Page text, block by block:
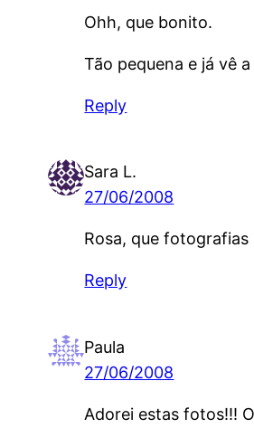
Ohh, que bonito.
Tão pequena e já vê
Reply
Sara L.
27/06/2008
Rosa, que
Reply
Paula
27/06/2008
Adorei estas fotos!!!